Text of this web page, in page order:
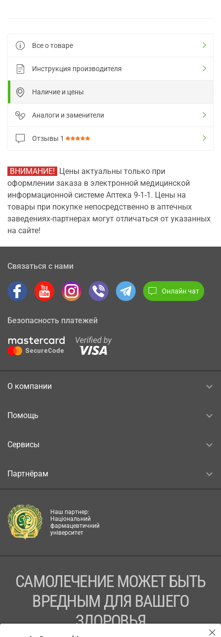
Все о товаре
Инструкция производителя
Наличие и цены
Аналоги и заменители
Отзывы 1
ВНИМАНИЕ! Цены актуальны только при
оформлении заказа в электронной медицинской
информационной системе Аптека 9-1-1. Цены на
товары при покупке непосредственно в аптечных
заведениях-партнерах могут отличаться от указанных
на сайте!
Связаться с нами
Онлайн чат
Безопасность платежей
О компании
Помощь
Сервисы
Партнёрам
Наш партнер:
Національний
фармацевтичний
університет
САМОЛЕЧЕНИЕ МОЖЕТ БЫТЬ
ВРЕДНЫМ ДЛЯ ВАШЕГО
ЗДОРОВЬЯ